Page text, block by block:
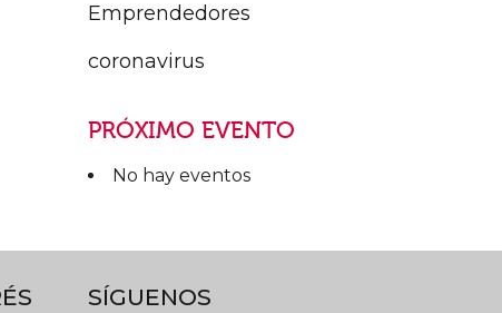
Emprendedores
coronavirus
PRÓXIMO EVENTO
No hay eventos
SÍGUENOS